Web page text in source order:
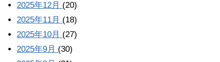
2025年12月 (20)
2025年11月 (18)
2025年10月 (27)
2025年9月 (30)